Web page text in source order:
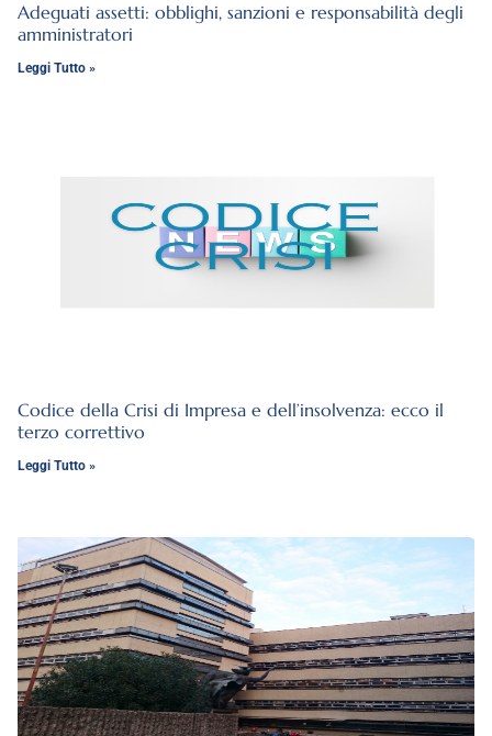
Adeguati assetti: obblighi, sanzioni e responsabilità degli
amministratori
Leggi Tutto »
Codice della Crisi di Impresa e dell’insolvenza: ecco il
terzo correttivo
Leggi Tutto »